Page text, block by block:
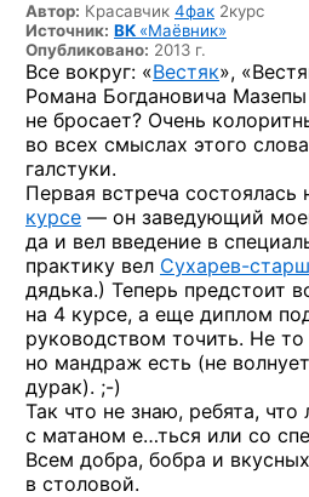
Автор: Красавчик 4фак 2курс
Источник: ВК «Маёвник»
Опубликовано: 2013 г.
Все вокруг: «Вестяк»,
Романа Богдановича
не бросает? Очень
во всех смыслах этого
галстуки.
Первая встреча состоялась
курсе — он заведующий
да и вел введение в
практику вел Сухарев-
дядька.) Теперь предстоит
на 4 курсе, а еще диплом
руководством точить. Не то
но мандраж есть (не
дурак). ;-)
Так что не знаю, ребята,
с матаном е…ться или со
Всем добра, бобра и
в столовой.